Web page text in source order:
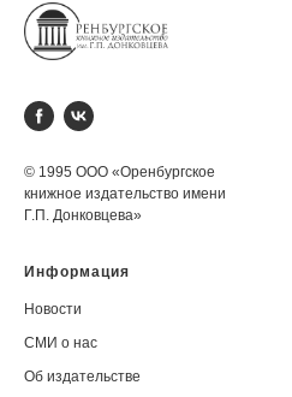
© 1995 ООО «Оренбургское
книжное издательство имени
Г.П. Донковцева»
Информация
Новости
СМИ о нас
Об издательстве